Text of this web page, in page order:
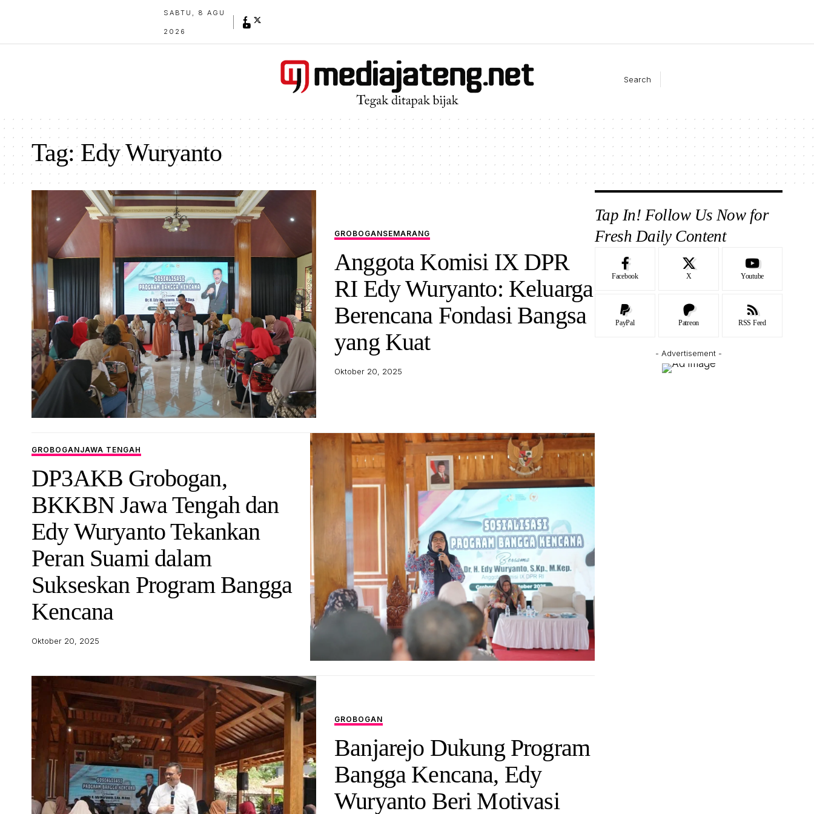
SABTU, 8 AGU
2026
Search
Tag:Edy Wuryanto
GROBOGANSEMARANG
Anggota Komisi IX DPR
RI Edy Wuryanto: Keluarga
Berencana Fondasi Bangsa
yang Kuat
Oktober 20, 2025
GROBOGANJAWA TENGAH
DP3AKB Grobogan,
BKKBN Jawa Tengah dan
Edy Wuryanto Tekankan
Peran Suami dalam
Sukseskan Program Bangga
Kencana
Oktober 20, 2025
GROBOGAN
Banjarejo Dukung Program
Bangga Kencana, Edy
Wuryanto Beri Motivasi
Tap In! Follow Us Now for
Fresh Daily Content
Facebook X Youtube
PayPal Patreon RSS Feed
- Advertisement -